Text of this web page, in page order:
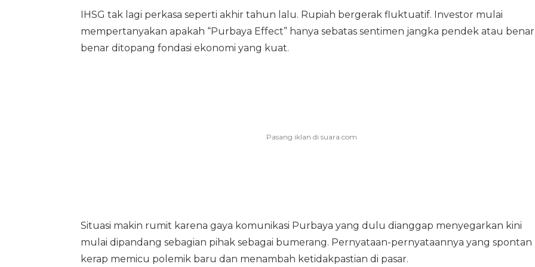
IHSG tak lagi perkasa seperti akhir tahun lalu. Rupiah bergerak fluktuatif. Investor mulai
mempertanyakan apakah “Purbaya Effect” hanya sebatas sentimen jangka pendek atau
benar ditopang fondasi ekonomi yang kuat.
Situasi makin rumit karena gaya komunikasi Purbaya yang dulu dianggap menyegarkan kini
mulai dipandang sebagian pihak sebagai bumerang. Pernyataan-pernyataannya yang spontan
kerap memicu polemik baru dan menambah ketidakpastian di pasar.